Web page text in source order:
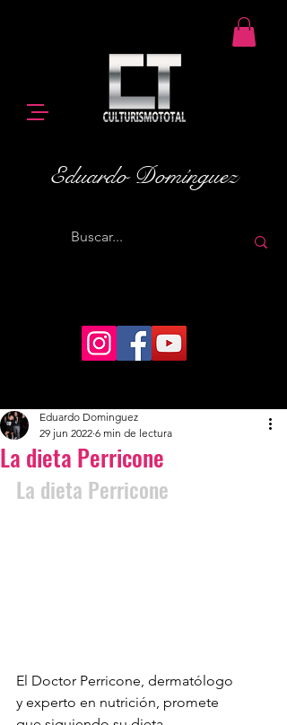
Eduardo Domínguez
La dieta Perricone
Eduardo Dominguez
29 jun 2022 6 min de lectura
La dieta Perricone
El Doctor Perricone, dermatólogo
y experto en nutrición, promete